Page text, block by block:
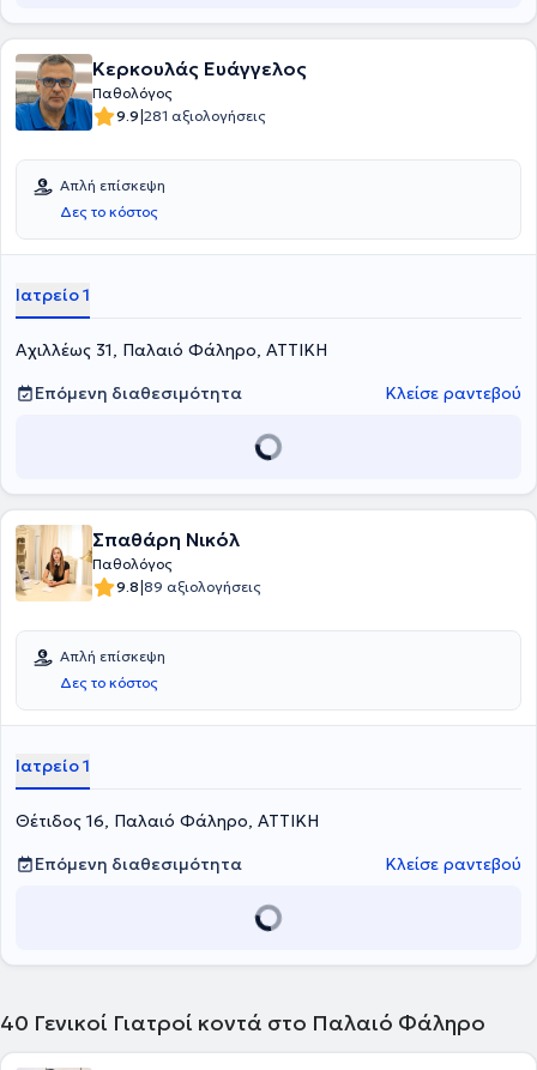
Κερκουλάς Ευάγγελος
Παθολόγος
9.9|281 αξιολογήσεις
Απλή επίσκεψη
Δες το κόστος
Ιατρείο 1
Αχιλλέως 31, Παλαιό Φάληρο, ΑΤΤΙΚΗ
Επόμενη διαθεσιμότητα
Κλείσε ραντεβού
Σπαθάρη Νικόλ
Παθολόγος
9.8|89 αξιολογήσεις
Απλή επίσκεψη
Δες το κόστος
Ιατρείο 1
Θέτιδος 16, Παλαιό Φάληρο, ΑΤΤΙΚΗ
Επόμενη διαθεσιμότητα
Κλείσε ραντεβού
40 Γενικοί Γιατροί κοντά στο Παλαιό Φάληρο